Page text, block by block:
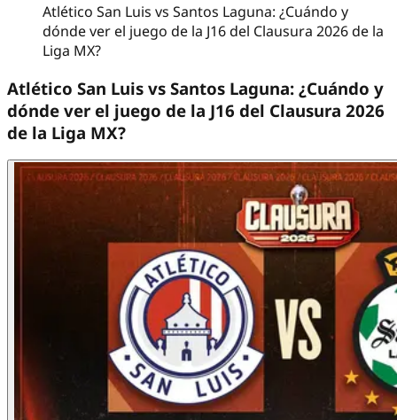
Atlético San Luis vs Santos Laguna: ¿Cuándo y
dónde ver el juego de la J16 del Clausura 2026 de la
Liga MX?
Atlético San Luis vs Santos Laguna: ¿Cuándo y
dónde ver el juego de la J16 del Clausura 2026
de la Liga MX?